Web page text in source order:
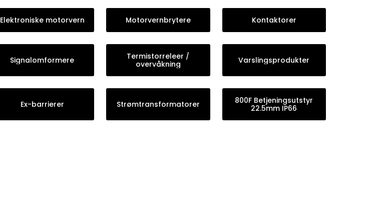
Elektroniske motorvern Motorvernbrytere Kontaktorer
Signalomformere
Termistorreleer /
overvåkning
Varslingsprodukter
Ex-barrierer Strømtransformatorer
800F Betjeningsutstyr
22.5mm IP66